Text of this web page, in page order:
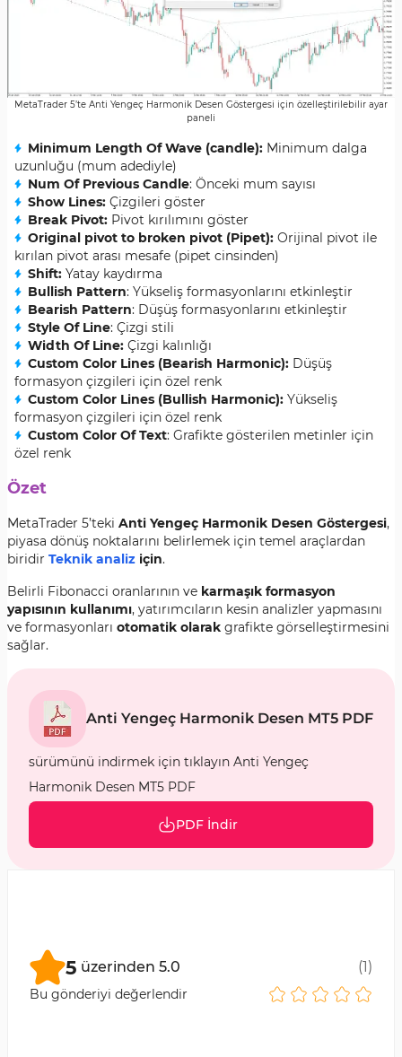
MetaTrader 5’te Anti Yengeç Harmonik Desen Göstergesi için özelleştirilebilir ayar
paneli
Minimum Length Of Wave (candle): Minimum dalga
uzunluğu (mum adediyle)
Num Of Previous Candle: Önceki mum sayısı
Show Lines: Çizgileri göster
Break Pivot: Pivot kırılımını göster
Original pivot to broken pivot (Pipet): Orijinal pivot ile
kırılan pivot arası mesafe (pipet cinsinden)
Shift: Yatay kaydırma
Bullish Pattern: Yükseliş formasyonlarını etkinleştir
Bearish Pattern: Düşüş formasyonlarını etkinleştir
Style Of Line: Çizgi stili
Width Of Line: Çizgi kalınlığı
Custom Color Lines (Bearish Harmonic): Düşüş
formasyon çizgileri için özel renk
Custom Color Lines (Bullish Harmonic): Yükseliş
formasyon çizgileri için özel renk
Custom Color Of Text: Grafikte gösterilen metinler için
özel renk
Özet
MetaTrader 5’teki Anti Yengeç Harmonik Desen Göstergesi,
piyasa dönüş noktalarını belirlemek için temel araçlardan
biridir Teknik analiz için.
Belirli Fibonacci oranlarının ve karmaşık formasyon
yapısının kullanımı, yatırımcıların kesin analizler yapmasını
ve formasyonları otomatik olarak grafikte görselleştirmesini
sağlar.
Anti Yengeç Harmonik Desen MT5 PDF
sürümünü indirmek için tıklayın Anti Yengeç
Harmonik Desen MT5 PDF
PDF İndir
5 üzerinden 5.0 (1)
Bu gönderiyi değerlendir